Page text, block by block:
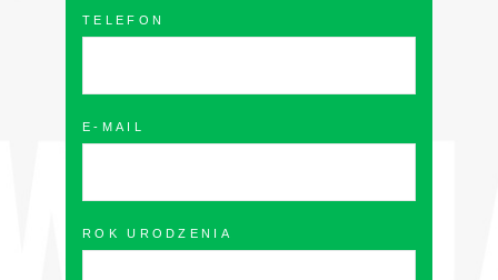
TELEFON
E-MAIL
ROK URODZENIA